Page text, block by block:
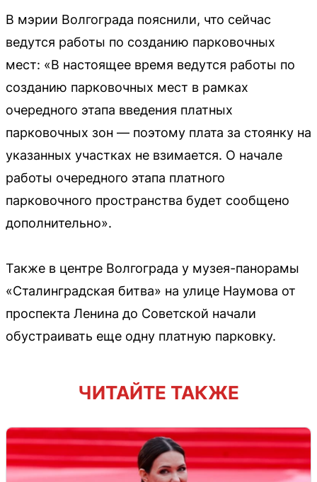
В мэрии Волгограда пояснили, что сейчас
ведутся работы по созданию парковочных
мест: «В настоящее время ведутся работы по
созданию парковочных мест в рамках
очередного этапа введения платных
парковочных зон — поэтому плата за стоянку на
указанных участках не взимается. О начале
работы очередного этапа платного
парковочного пространства будет сообщено
дополнительно».
Также в центре Волгограда у музея-панорамы
«Сталинградская битва» на улице Наумова от
проспекта Ленина до Советской начали
обустраивать еще одну платную парковку.
ЧИТАЙТЕ ТАКЖЕ